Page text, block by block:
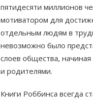
пятидесяти миллионов
мотиватором для
отдельным людям в
невозможно было
слоев общества,
и родителями.
Книги Роббинса всегда